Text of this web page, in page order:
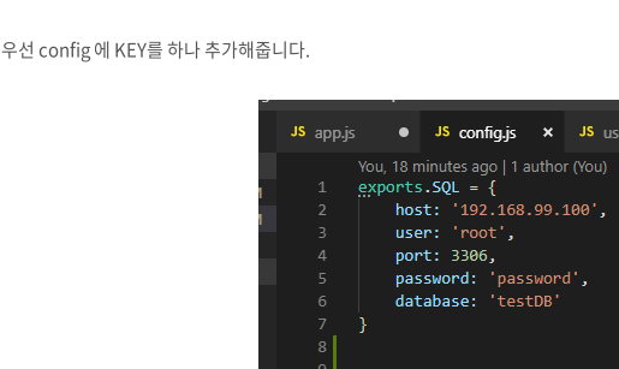
우선 config 에 KEY를 하나 추가해줍니다.